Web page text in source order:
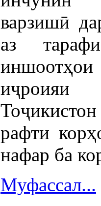
варзишӣ
аз
иҷроияи
рафти
нафар ба
Муфассал...